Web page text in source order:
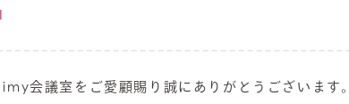
会議室をご愛顧賜り誠にありがとうございます。